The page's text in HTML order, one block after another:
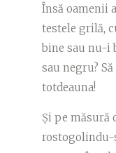
Însă oamenii
testele grilă,
bine sau nu-i
sau negru?
totdeauna!
Și pe măsură
rostogolindu-